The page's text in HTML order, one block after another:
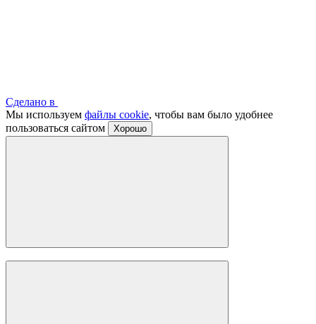
Сделано в
Мы используем файлы cookie, чтобы вам было удобнее
пользоваться сайтом
Хорошо